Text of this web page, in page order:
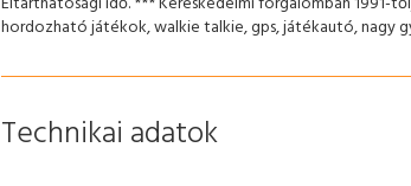
hordozható játékok, walkie talkie, gps, játékautó, nagy
Technikai adatok